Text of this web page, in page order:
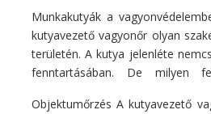
Munkakutyák a
kutyavezető vagyonőr olyan
területén. A kutya jelenléte
fenntartásában. De milyen
Objektumőrzés A kutyavezető